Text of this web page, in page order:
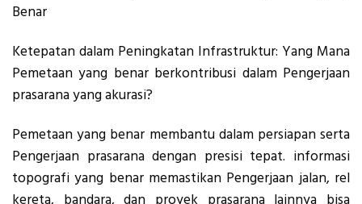
Benar
Ketepatan dalam Peningkatan Infrastruktur: Yang Mana
Pemetaan yang benar berkontribusi dalam Pengerjaan
prasarana yang akurasi?
Pemetaan yang benar membantu dalam persiapan serta
Pengerjaan prasarana dengan presisi tepat. informasi
topografi yang benar memastikan Pengerjaan jalan, rel